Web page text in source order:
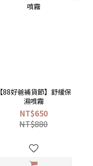
【88好爸補貨節】舒緩保
濕噴霧
NT$650
NT$880